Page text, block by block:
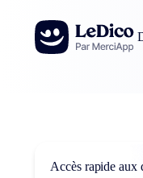
Aller au contenu
Accès rapide aux